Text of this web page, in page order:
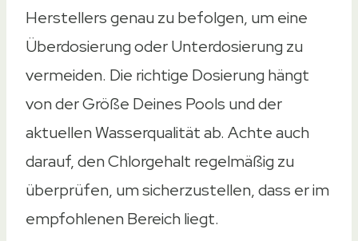
Herstellers genau zu befolgen, um eine
Überdosierung oder Unterdosierung zu
vermeiden. Die richtige Dosierung hängt
von der Größe Deines Pools und der
aktuellen Wasserqualität ab. Achte auch
darauf, den Chlorgehalt regelmäßig zu
überprüfen, um sicherzustellen, dass er im
empfohlenen Bereich liegt.